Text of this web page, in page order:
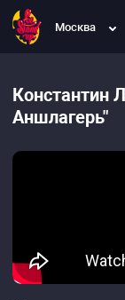
Москва
Константин
Аншлагерь"